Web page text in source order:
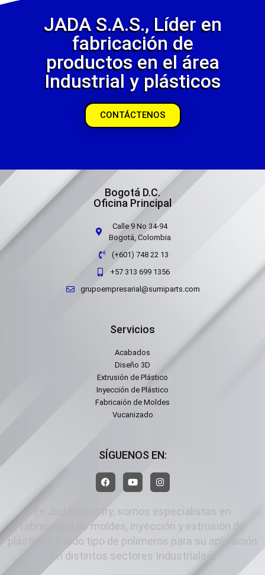
JADA S.A.S., Líder en
fabricación de
productos en el área
Industrial y plásticos
CONTÁCTENOS
Bogotá D.C.
Oficina Principal
Calle 9 No 34-94
Bogotá, Colombia
(+601) 748 22 13
+57 313 699 1356
grupoempresarial@sumiparts.com
Servicios
Acabados
Diseño 3D
Extrusión de Plástico
Inyección de Plástico
Fabricaión de Moldes
Vucanizado
SÍGUENOS EN:
En Jada Industry, somos especialistas en
fabricación de moldes, inyección y extrusión de
plásticos y todo tipo de polimeros para su aplicación
en distintos sectores Industriales.